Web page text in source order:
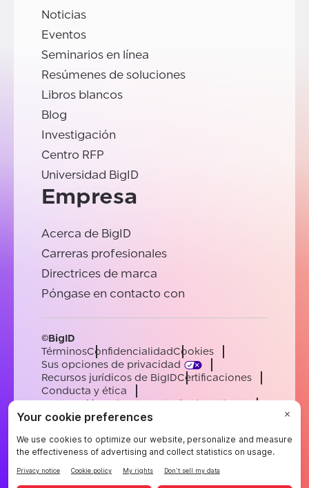
Noticias
Eventos
Seminarios en línea
Resúmenes de soluciones
Libros blancos
Blog
Investigación
Centro RFP
Universidad BigID
Empresa
Acerca de BigID
Carreras profesionales
Directrices de marca
Póngase en contacto con
©BigID
TérminosConfidencialidadCookies
Sus opciones de privacidad
Recursos jurídicos de BigIDCertificaciones
Conducta y ética
Declaración sobre la esclavitud moderna
SubprocesadoresAyuda
EnglishGermanFrenchSpanishPortuguese